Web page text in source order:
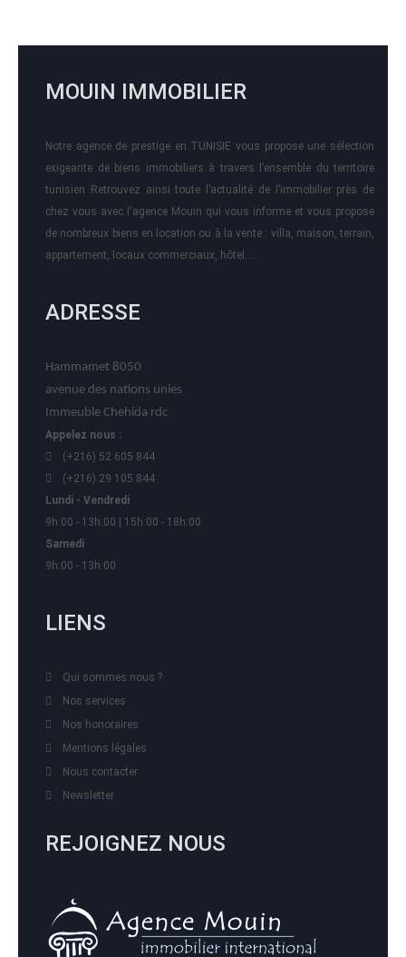
MOUIN IMMOBILIER
Notre agence de prestige en TUNISIE vous propose une sélection
exigeante de biens immobiliers à travers l’ensemble du territoire
tunisien Retrouvez ainsi toute l’actualité de l’immobilier près de
chez vous avec l'agence Mouin qui vous informe et vous propose
de nombreux biens en location ou à la vente : villa, maison, terrain,
appartement, locaux commerciaux, hôtel….
ADRESSE
Hammamet 8050
avenue des nations unies
Immeuble Chehida rdc
Appelez nous :
(+216) 52 605 844
(+216) 29 105 844
Lundi - Vendredi
9h:00 - 13h:00 | 15h:00 - 18h:00
Samedi
9h:00 - 13h:00
LIENS
Qui sommes nous ?
Nos services
Nos honoraires
Mentions légales
Nous contacter
Newsletter
REJOIGNEZ NOUS